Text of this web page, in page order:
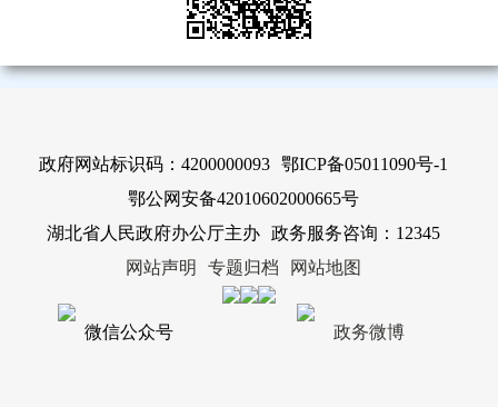
政府网站标识码：4200000093 鄂ICP备05011090号-1
鄂公网安备42010602000665号
湖北省人民政府办公厅主办 政务服务咨询：12345
网站声明
专题归档 网站地图
微信公众号 政务微博